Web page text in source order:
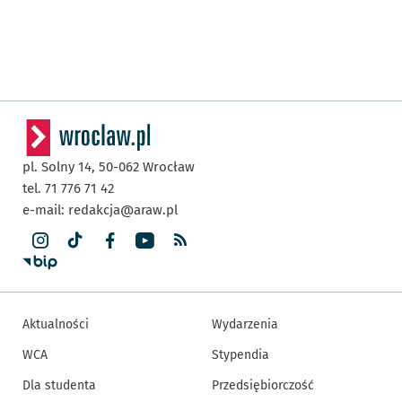
pl. Solny 14, 50-062 Wrocław
tel. 71 776 71 42
e-mail: redakcja@araw.pl
Aktualności
WCA
Dla studenta
Wydarzenia
Stypendia
Przedsiębiorczość